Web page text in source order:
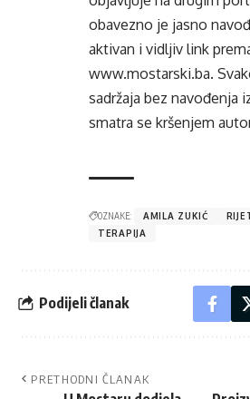
obavezno je jasno
aktivan i vidljiv link
www.mostarski.ba.
sadržaja bez navođenja
smatra se kršenjem
OZNAKE: AMILA ZUKIĆ
TERAPIJA
Podijeli članak
PRETHODNI ČLANAK